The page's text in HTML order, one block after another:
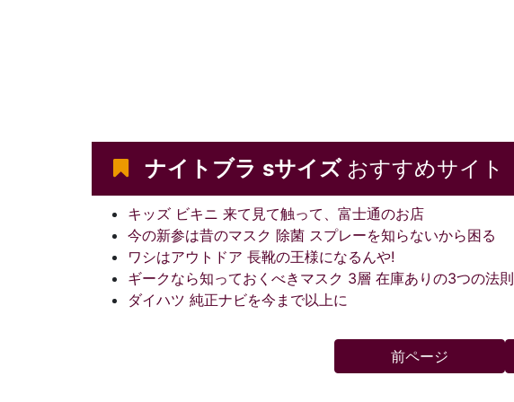
ナイトブラ sサイズおすすめサイト
キッズ ビキニ 来て見て触って、富士通のお店
今の新参は昔のマスク 除菌 スプレーを知らないから困る
ワシはアウトドア 長靴の王様になるんや!
ギークなら知っておくべきマスク 3層 在庫ありの3つの法則
ダイハツ 純正ナビを今まで以上に
前ページ